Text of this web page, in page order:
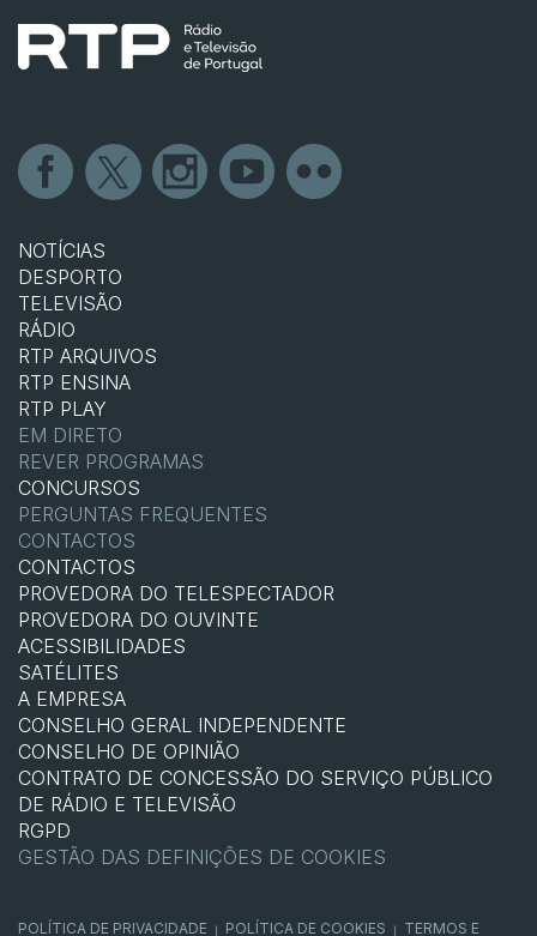
NOTÍCIAS
DESPORTO
TELEVISÃO
RÁDIO
RTP ARQUIVOS
RTP ENSINA
RTP PLAY
EM DIRETO
REVER PROGRAMAS
CONCURSOS
PERGUNTAS FREQUENTES
CONTACTOS
CONTACTOS
PROVEDORA DO TELESPECTADOR
PROVEDORA DO OUVINTE
ACESSIBILIDADES
SATÉLITES
A EMPRESA
CONSELHO GERAL INDEPENDENTE
CONSELHO DE OPINIÃO
CONTRATO DE CONCESSÃO DO SERVIÇO PÚBLICO
DE RÁDIO E TELEVISÃO
RGPD
GESTÃO DAS DEFINIÇÕES DE COOKIES
POLÍTICA DE PRIVACIDADE POLÍTICA DE COOKIES TERMOS E